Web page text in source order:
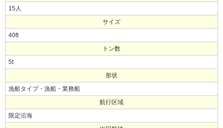
15人
サイズ
40ft
トン数
5t
形状
漁船タイプ・漁船・業務船
航行区域
限定沿海